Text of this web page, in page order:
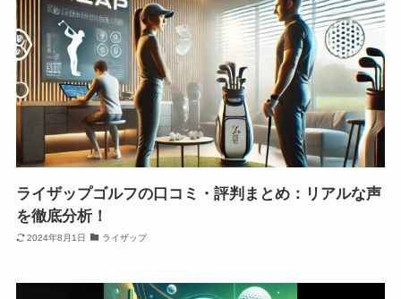
ライザップゴルフの口コミ・評判まとめ：リアルな声
を徹底分析！
2024年8月1日 ライザップ